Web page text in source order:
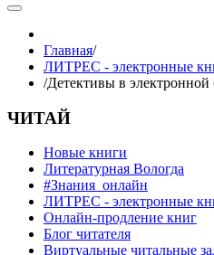
Главная/
ЛИТРЕС - электронные
/Детективы в
ЧИТАЙ
Новые книги
Литературная Вологда
#Знания_онлайн
ЛИТРЕС - электронные
Онлайн-продление книг
Блог читателя
Виртуальные читальные